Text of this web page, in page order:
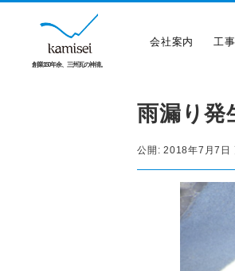
創業150年余、三州瓦の神清。
会社案内 工
雨漏り発
公開: 2018年7月7日